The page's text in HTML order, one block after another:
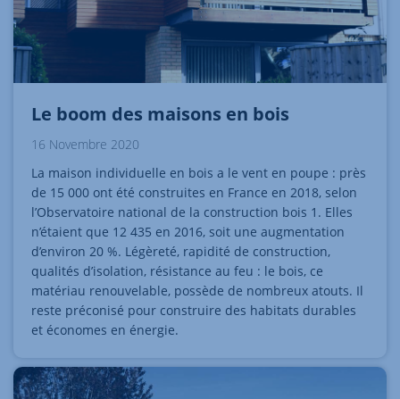
Le boom des maisons en bois
16 Novembre 2020
La maison individuelle en bois a le vent en poupe : près
de 15 000 ont été construites en France en 2018, selon
l’Observatoire national de la construction bois 1. Elles
n’étaient que 12 435 en 2016, soit une augmentation
d’environ 20 %. Légèreté, rapidité de construction,
qualités d’isolation, résistance au feu : le bois, ce
matériau renouvelable, possède de nombreux atouts. Il
reste préconisé pour construire des habitats durables
et économes en énergie.